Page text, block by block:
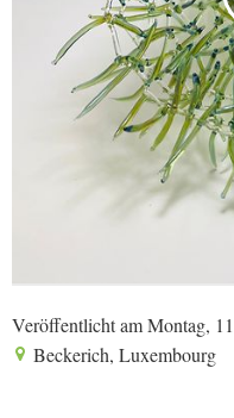
Veröffentlicht am Montag,
Beckerich, Luxembourg